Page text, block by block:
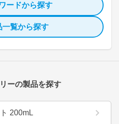
ードから探す
一覧から探す
ーの製品を探す
200mL